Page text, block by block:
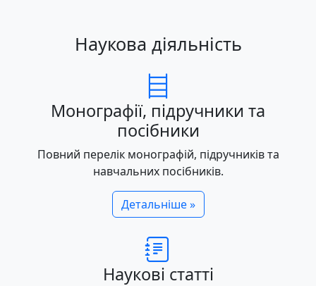
Наукова діяльність
Монографії, підручники та
посібники
Повний перелік монографій, підручників та
навчальних посібників.
Детальніше »
Наукові статті